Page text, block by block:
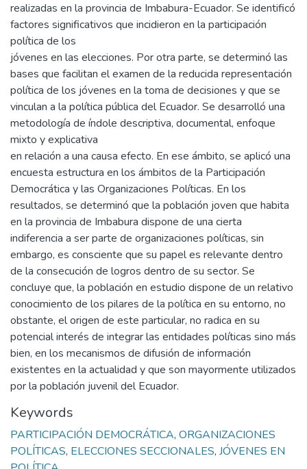
realizadas en la provincia de Imbabura-Ecuador. Se identificó
factores significativos que incidieron en la participación
política de los
jóvenes en las elecciones. Por otra parte, se determinó las
bases que facilitan el examen de la reducida representación
política de los jóvenes en la toma de decisiones y que se
vinculan a la política pública del Ecuador. Se desarrolló una
metodología de índole descriptiva, documental, enfoque
mixto y explicativa
en relación a una causa efecto. En ese ámbito, se aplicó una
encuesta estructura en los ámbitos de la Participación
Democrática y las Organizaciones Políticas. En los
resultados, se determinó que la población joven que habita
en la provincia de Imbabura dispone de una cierta
indiferencia a ser parte de organizaciones políticas, sin
embargo, es consciente que su papel es relevante dentro
de la consecución de logros dentro de su sector. Se
concluye que, la población en estudio dispone de un relativo
conocimiento de los pilares de la política en su entorno, no
obstante, el origen de este particular, no radica en su
potencial interés de integrar las entidades políticas sino más
bien, en los mecanismos de difusión de información
existentes en la actualidad y que son mayormente utilizados
por la población juvenil del Ecuador.
Keywords
PARTICIPACIÓN DEMOCRÁTICA, ORGANIZACIONES
POLÍTICAS, ELECCIONES SECCIONALES, JÓVENES EN